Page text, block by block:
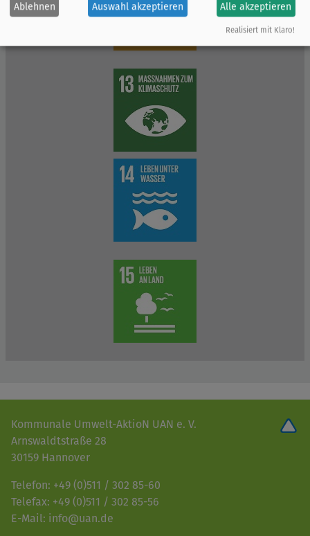
Kommunale Umwelt-AktioN UAN e. V.
Arnswaldtstraße 28
30159 Hannover
Telefon: +49 (0)511 / 302 85-60
Telefax: +49 (0)511 / 302 85-56
E-Mail: info@uan.de
Ablehnen Auswahl akzeptieren Alle akzeptieren
Realisiert mit Klaro!